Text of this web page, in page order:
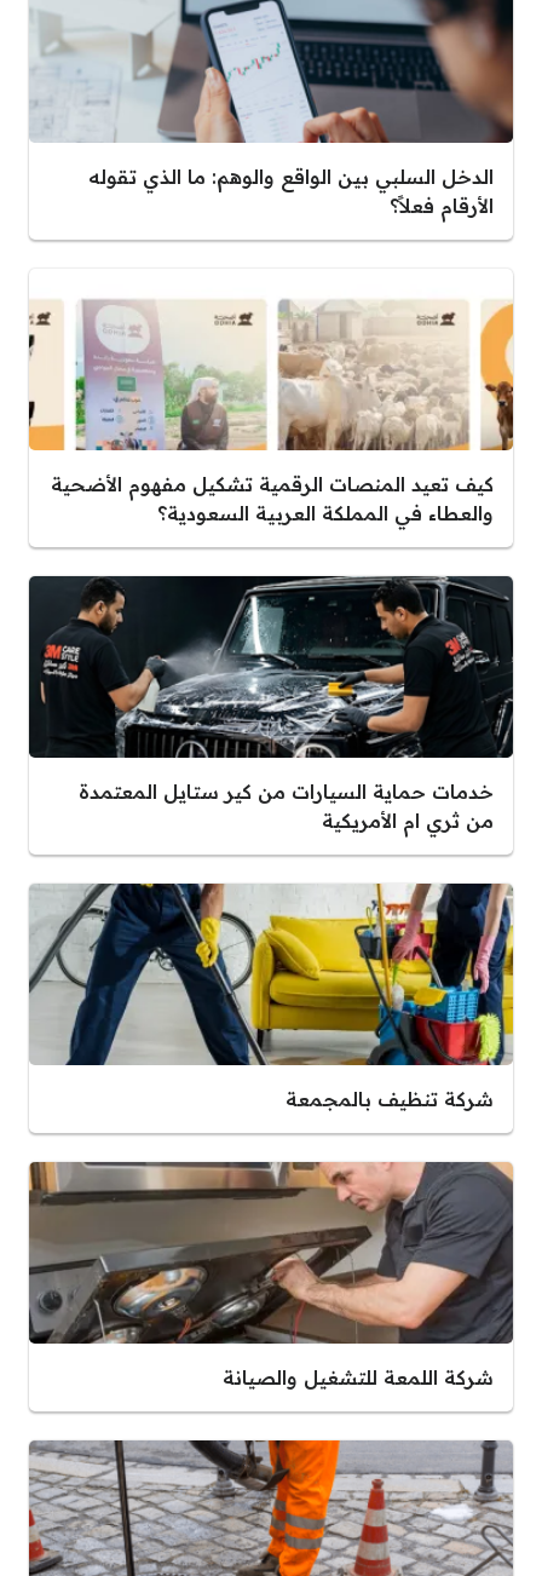
الدخل السلبي بين الواقع والوهم: ما الذي تقوله
الأرقام فعلاً؟
كيف تعيد المنصات الرقمية تشكيل مفهوم الأضحية
والعطاء في المملكة العربية السعودية؟
خدمات حماية السيارات من كير ستايل المعتمدة
من ثري ام الأمريكية
شركة تنظيف بالمجمعة
شركة اللمعة للتشغيل والصيانة